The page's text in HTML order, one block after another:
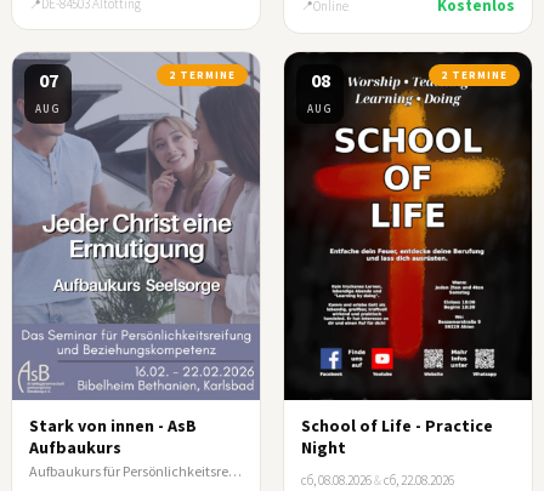
DE-84503 Altötting Online Kostenlos
07
AUG
2 TERMINE
Stark von innen - AsB
Aufbaukurs
Aufbaukurs für Persönlichkeitsreifung und Beziehungskompetenz
08
AUG
2 TERMINE
School of Life - Practice
Night
сб, 08.08.2026&сб, 22.08.2026